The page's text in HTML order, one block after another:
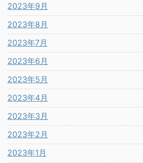
2023年9月
2023年8月
2023年7月
2023年6月
2023年5月
2023年4月
2023年3月
2023年2月
2023年1月